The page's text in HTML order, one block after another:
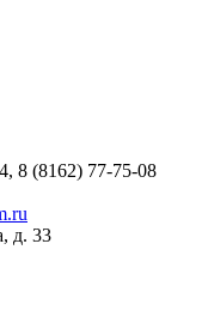
8 (8162) 77-75-08
д. 33